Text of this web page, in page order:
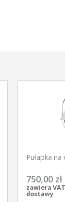
Pułapka
750,00 zł
zawiera
dostawy